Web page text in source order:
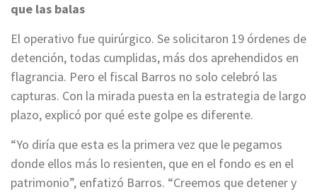
que las balas
El operativo fue quirúrgico. Se solicitaron 19 órdenes de
detención, todas cumplidas, más dos aprehendidos en
flagrancia. Pero el fiscal Barros no solo celebró las
capturas. Con la mirada puesta en la estrategia de largo
plazo, explicó por qué este golpe es diferente.
“Yo diría que esta es la primera vez que le pegamos
donde ellos más lo resienten, que en el fondo es en el
patrimonio”, enfatizó Barros. “Creemos que detener y